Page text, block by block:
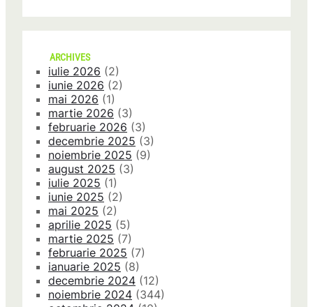
ARCHIVES
iulie 2026 (2)
iunie 2026 (2)
mai 2026 (1)
martie 2026 (3)
februarie 2026 (3)
decembrie 2025 (3)
noiembrie 2025 (9)
august 2025 (3)
iulie 2025 (1)
iunie 2025 (2)
mai 2025 (2)
aprilie 2025 (5)
martie 2025 (7)
februarie 2025 (7)
ianuarie 2025 (8)
decembrie 2024 (12)
noiembrie 2024 (344)